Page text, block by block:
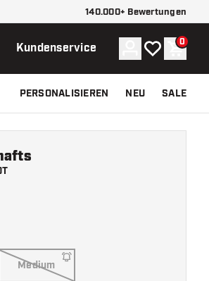
140.000+ Bewertungen
Kundenservice Konto
Meine 0
PERSONALISIEREN NEU SALE
Medium